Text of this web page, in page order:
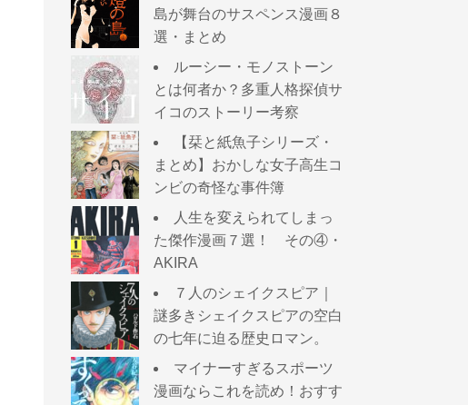
島が舞台のサスペンス漫画８
選・まとめ
ルーシー・モノストーン
とは何者か？多重人格探偵サ
イコのストーリー考察
【栞と紙魚子シリーズ・
まとめ】おかしな女子高生コ
ンビの奇怪な事件簿
人生を変えられてしまっ
た傑作漫画７選！ その④・
AKIRA
７人のシェイクスピア｜
謎多きシェイクスピアの空白
の七年に迫る歴史ロマン。
マイナーすぎるスポーツ
漫画ならこれを読め！おすす